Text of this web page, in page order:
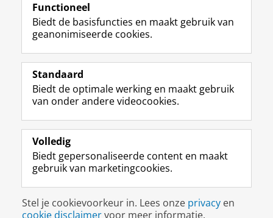
Volg de RUG
F
a
e
b
o
p
a
i
n
a
L
i
k
e
I
-
p
g
i
n
R
S
-
f
e
R
k
s
u
I
n
t
r
m
c
c
o
Y
o
T
e
k
a
a
Studiekiezers
Alumni
Over ons
Disclaimer & Copyright
Inloggen
Functioneel
Biedt de basisfuncties en maakt gebruik van
geanonimiseerde cookies.
Standaard
Biedt de optimale werking en maakt gebruik
van onder andere videocookies.
Volledig
Biedt gepersonaliseerde content en maakt
gebruik van marketingcookies.
Stel je cookievoorkeur in. Lees onze privacy en
cookie disclaimervoor meer informatie.